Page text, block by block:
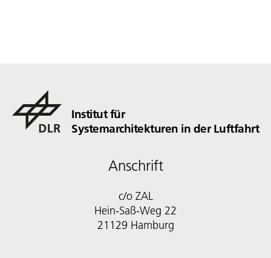
Institut für
Systemarchitekturen in der Luftfahrt
Anschrift
c/o ZAL
Hein-Saß-Weg 22
21129 Hamburg